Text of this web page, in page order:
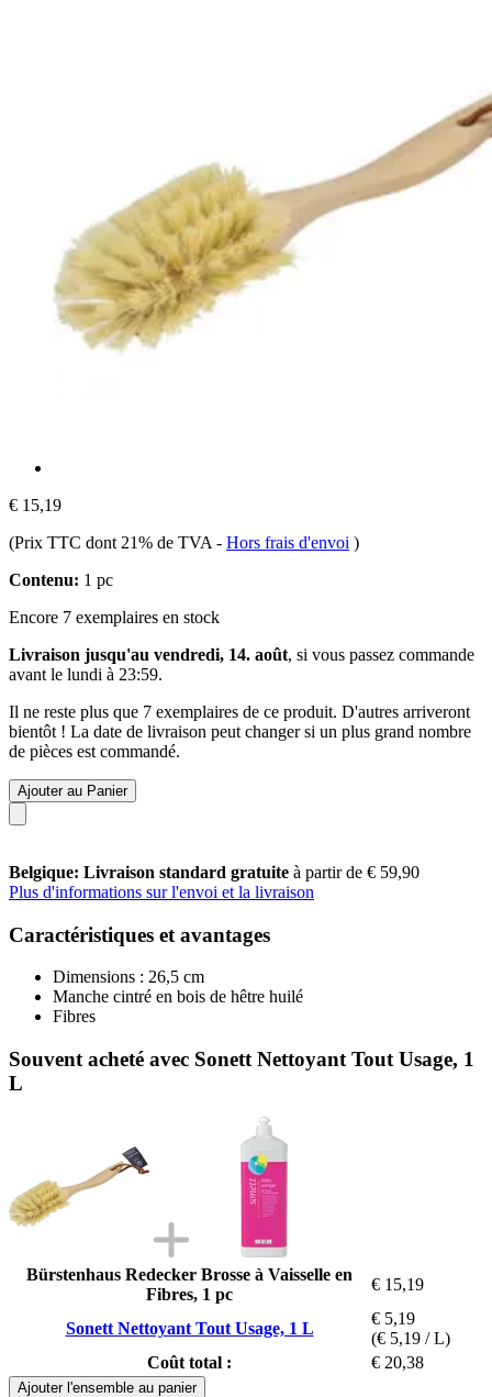
€ 15,19
(Prix TTC dont 21% de TVA - Hors frais d'envoi )
Contenu: 1 pc
Encore 7 exemplaires en stock
Livraison jusqu'au vendredi, 14. août, si vous passez commande
avant le lundi à 23:59.
Il ne reste plus que 7 exemplaires de ce produit. D'autres arriveront
bientôt ! La date de livraison peut changer si un plus grand nombre
de pièces est commandé.
Ajouter au Panier
Belgique: Livraison standard gratuite à partir de € 59,90
Plus d'informations sur l'envoi et la livraison
Caractéristiques et avantages
Dimensions : 26,5 cm
Manche cintré en bois de hêtre huilé
Fibres
Souvent acheté avec Sonett Nettoyant Tout Usage, 1
L
Bürstenhaus Redecker Brosse à Vaisselle en
Fibres, 1 pc
€ 15,19
Sonett Nettoyant Tout Usage, 1 L
€ 5,19
(€ 5,19 / L)
Coût total :
€ 20,38
Ajouter l'ensemble au panier